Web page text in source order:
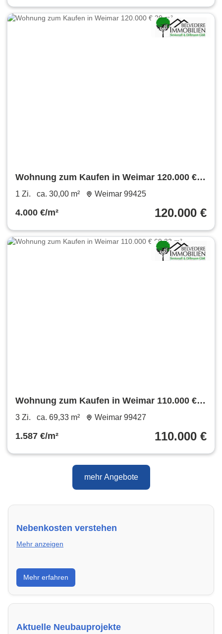
Wohnung zum Kaufen in Weimar 120.000 €
30 m²
1 Zi. ca. 30,00 m² Weimar 99425
4.000 €/m² 120.000 €
Wohnung zum Kaufen in Weimar 110.000 €
69.33 m²
3 Zi. ca. 69,33 m² Weimar 99427
1.587 €/m² 110.000 €
mehr Angebote
Nebenkosten verstehen
Mehr anzeigen
Erfahre, welche Nebenkosten rechtmäßig sind und
wie du deine monatliche Belastung optimieren
kannst.
Mehr erfahren
Aktuelle Neubauprojekte